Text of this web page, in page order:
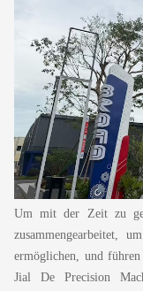
Um mit der Zeit zu
zusammengearbeitet,
ermöglichen, und
Jial De Precision